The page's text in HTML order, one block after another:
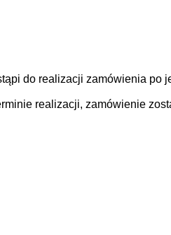
do realizacji zamówienia po
realizacji, zamówienie